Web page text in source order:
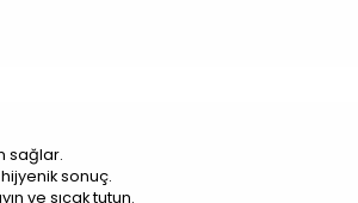
sağlar.
hijyenik sonuç.
ve sıcak tutun.